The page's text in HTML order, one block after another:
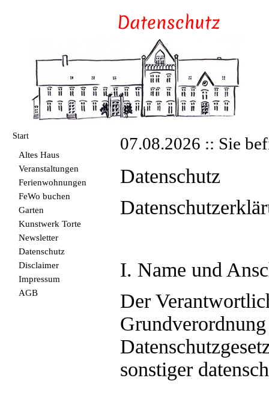
Start
Altes Haus
Veranstaltungen
Ferienwohnungen
FeWo buchen
Garten
Kunstwerk Torte
Newsletter
Datenschutz
Disclaimer
Impressum
AGB
07.08.2026 :: Sie
Datenschutz
I. Name und
Der
sonstiger